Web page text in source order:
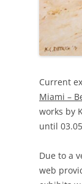
Current
Miami –
works by
until
Due to a
web